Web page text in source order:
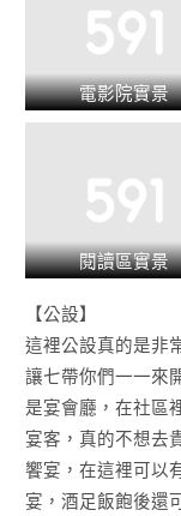
電影院實景
閱讀區實景
【公設】
這裡公設真的是非
讓七帶你們一一來
是宴會廳，在社區
宴客，真的不想去
饗宴，在這裡可以
宴，酒足飯飽後還